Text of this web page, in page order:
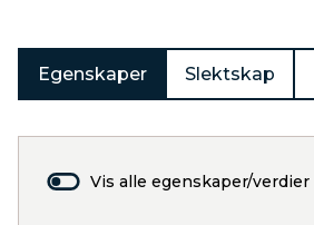
Egenskaper Slektskap
Vis alle egenskaper/verdier